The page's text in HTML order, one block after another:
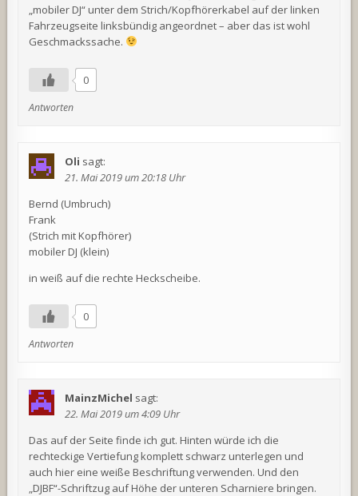
„mobiler DJ“ unter dem Strich/Kopfhörerkabel auf der linken
Fahrzeugseite linksbündig angeordnet – aber das ist wohl
Geschmackssache.
0
Antworten
Oli sagt:
21. Mai 2019 um 20:18 Uhr
Bernd (Umbruch)
Frank
(Strich mit Kopfhörer)
mobiler DJ (klein)
in weiß auf die rechte Heckscheibe.
0
Antworten
MainzMichel sagt:
22. Mai 2019 um 4:09 Uhr
Das auf der Seite finde ich gut. Hinten würde ich die
rechteckige Vertiefung komplett schwarz unterlegen und
auch hier eine weiße Beschriftung verwenden. Und den
„DJBF“-Schriftzug auf Höhe der unteren Scharniere bringen.